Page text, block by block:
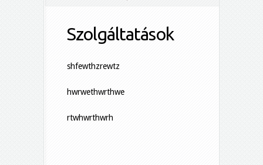
Szolgáltatások
shfewthzrewtz
hwrwethwrthwe
rtwhwrthwrh